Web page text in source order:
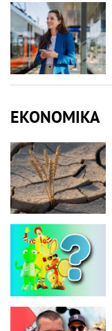
EKONOMIKA